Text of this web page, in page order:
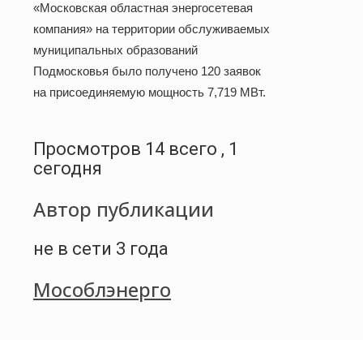
«Московская областная энергосетевая
компания» на территории обслуживаемых
муниципальных образований
Подмосковья было получено 120 заявок
на присоединяемую мощность 7,719 МВт.
Просмотров 14 всего , 1
сегодня
Автор публикации
не в сети 3 года
Мособлэнерго